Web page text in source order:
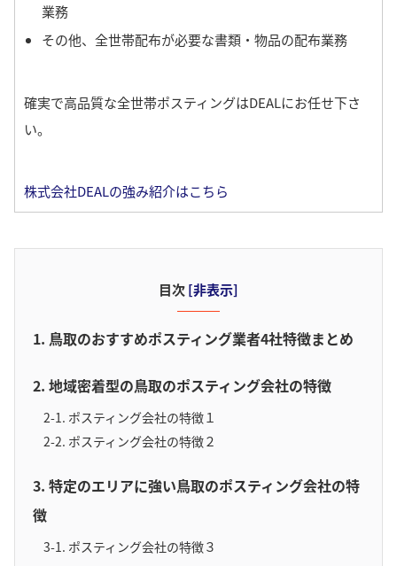
業務
その他、全世帯配布が必要な書類・物品の配布業務
確実で高品質な全世帯ポスティングはDEALにお任せ下さ
い。
株式会社DEALの強み紹介はこちら
目次[非表示]
1. 鳥取のおすすめポスティング業者4社特徴まとめ
2. 地域密着型の鳥取のポスティング会社の特徴
2-1. ポスティング会社の特徴１
2-2. ポスティング会社の特徴２
3. 特定のエリアに強い鳥取のポスティング会社の特
徴
3-1. ポスティング会社の特徴３